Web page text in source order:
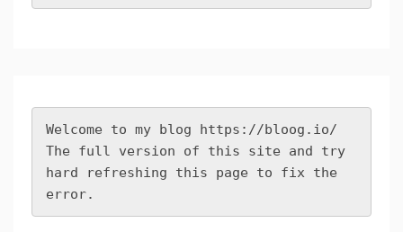
Welcome to my blog
https://bloog.io/
The full version of this site and try
hard refreshing this page to fix the
error.